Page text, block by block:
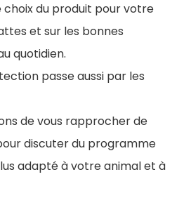
du produit pour votre
et sur les bonnes
quotidien.
passe aussi par les
de vous rapprocher de
discuter du programme
adapté à votre animal et à